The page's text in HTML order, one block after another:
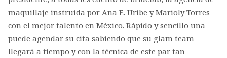
maquillaje instruida por Ana E. Uribe y Marioly Torres
con el mejor talento en México. Rápido y sencillo una
puede agendar su cita sabiendo que su glam team
llegará a tiempo y con la técnica de este par tan